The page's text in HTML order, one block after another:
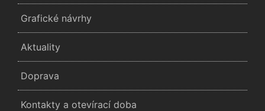
Grafické návrhy
Aktuality
Doprava
Kontakty a otevírací doba